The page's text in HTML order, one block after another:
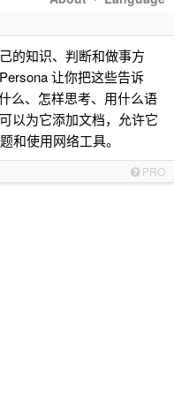
的知识、判断和做事方
让你把这些告诉
么、怎样思考、用什么语
以为它添加文档，允许它
和使用网络工具。
PRO